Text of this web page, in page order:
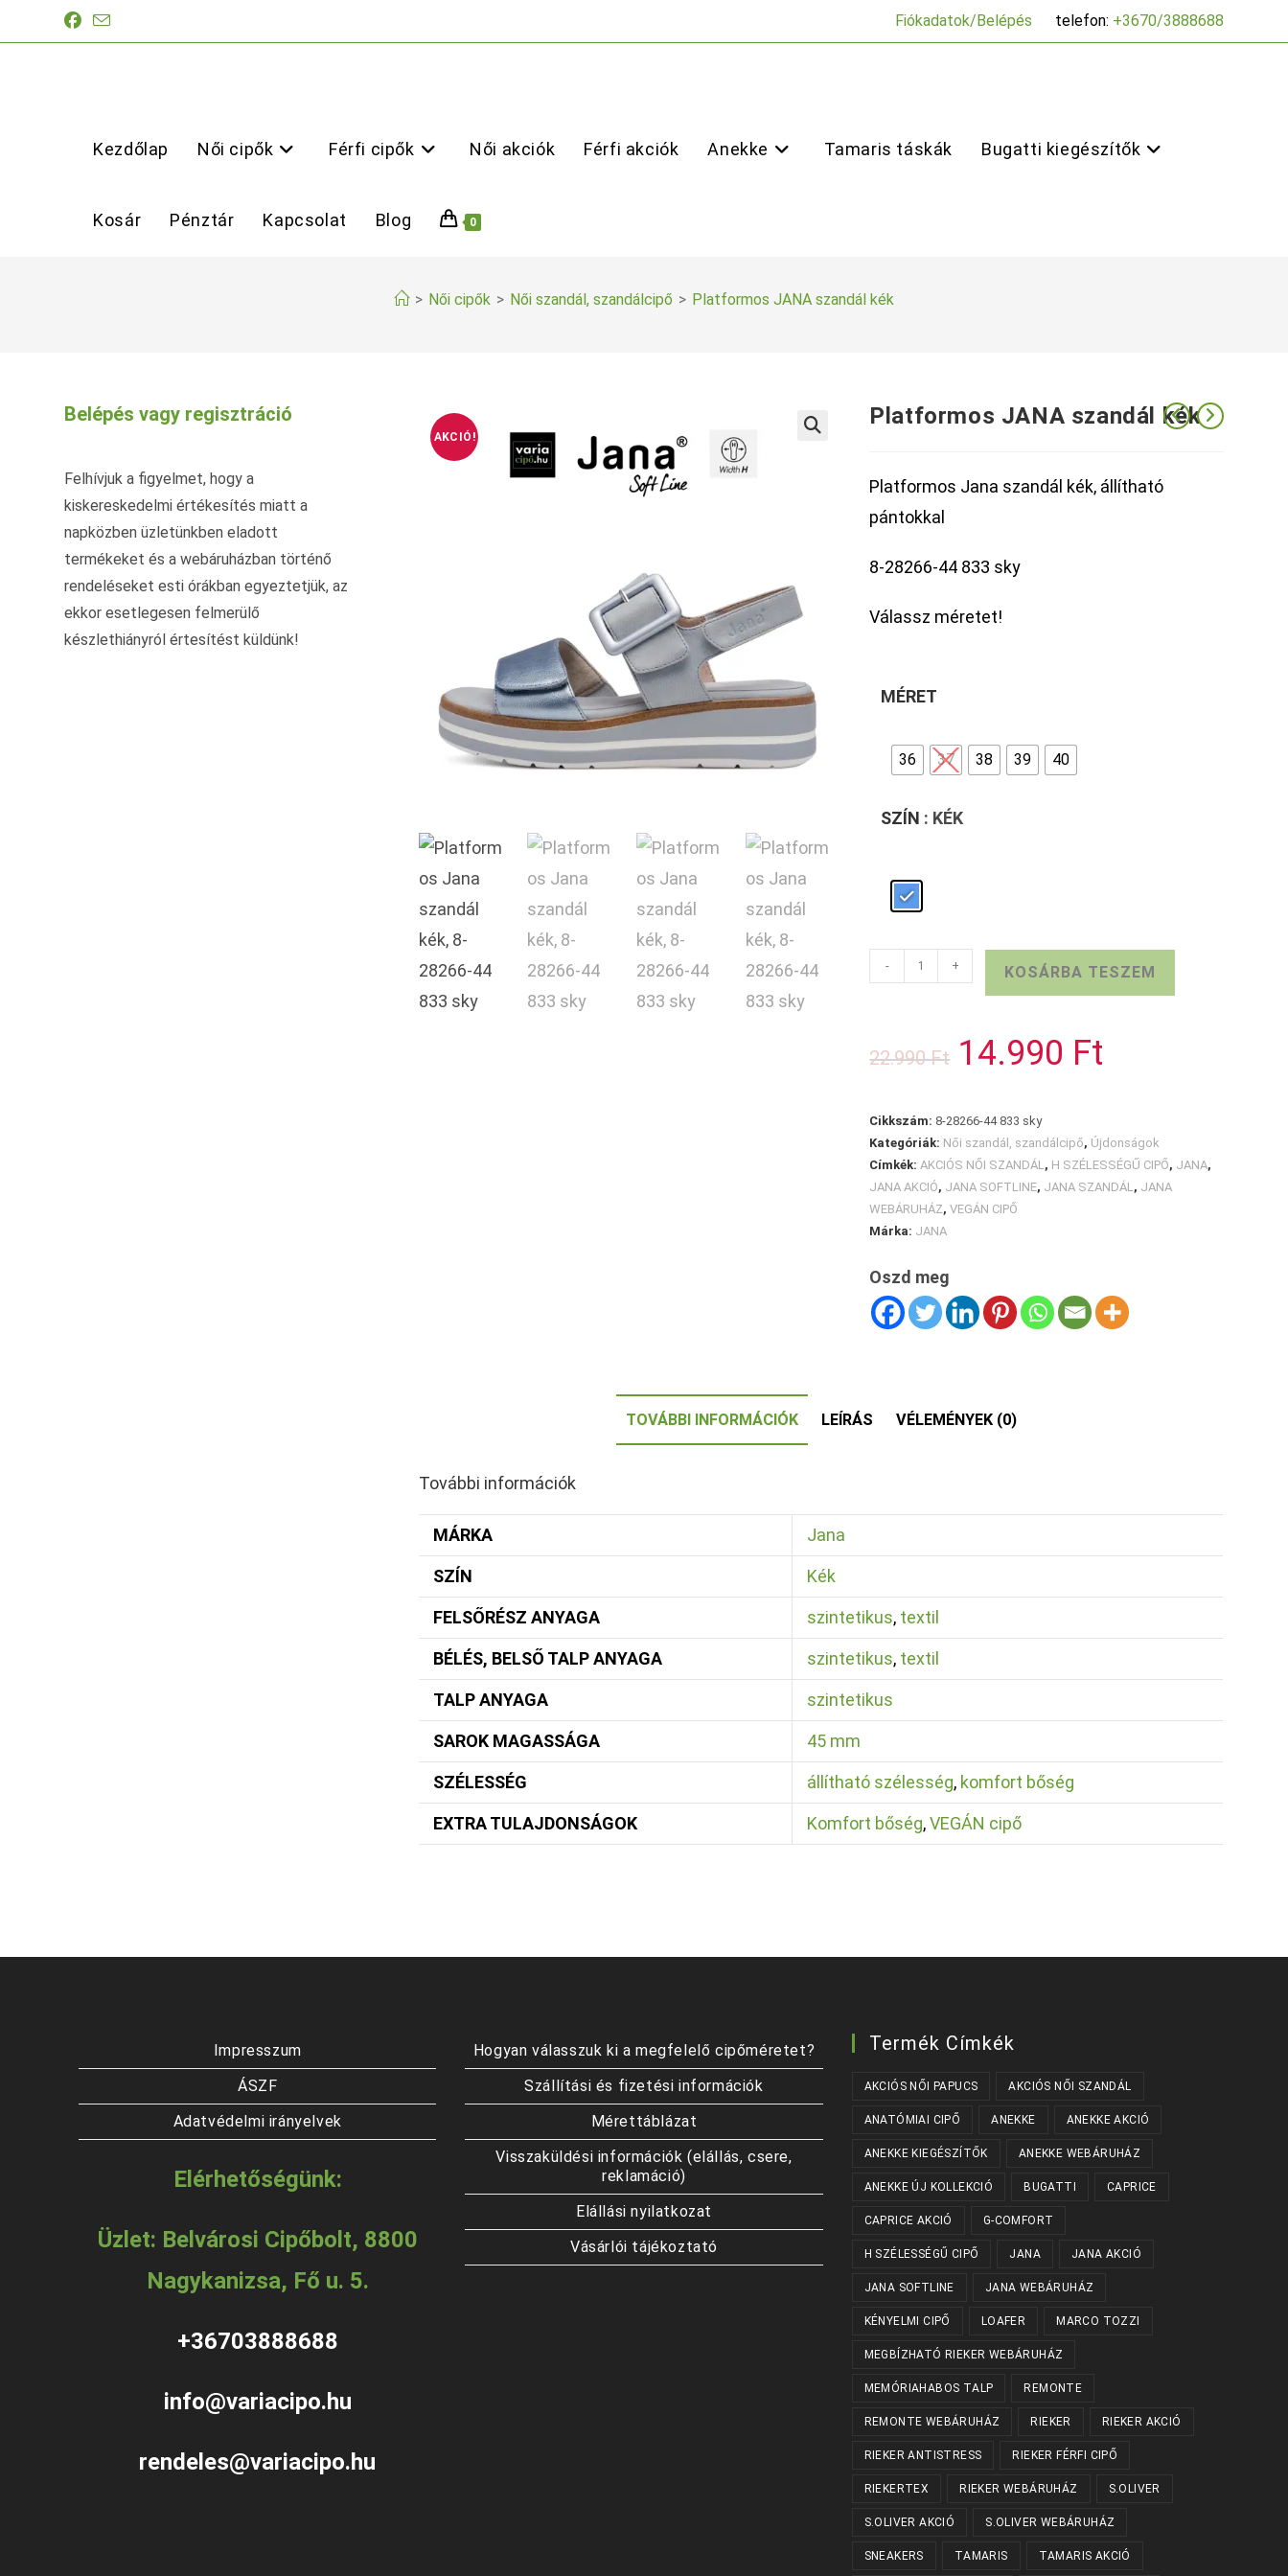
Fiókadatok/Belépés telefon: +3670/3888688
Kezdőlap Női cipők Férfi cipők Női akciók Férfi akciók Anekke Tamaris táskák Bugatti kiegészítők
Kosár Pénztár Kapcsolat Blog 0
> Női cipők > Női szandál, szandálcipő > Platformos JANA szandál kék
AKCIÓ!
Platformos JANA szandál kék
Platformos Jana szandál kék, állítható
pántokkal
8-28266-44 833 sky
Válassz méretet!
MÉRET
36 37 38 39 40
SZÍN : KÉK
Platformos
JANA
mennyiség
- + KOSÁRBA TESZEM
22.990Ft
Original
price
was:
14.990 Ft
Cikkszám: 8-28266-44 833 sky
Kategóriák: Női szandál, szandálcipő, Újdonságok
Címkék:AKCIÓS NŐI SZANDÁL, H SZÉLESSÉGŰ CIPŐ, JANA,
JANA AKCIÓ, JANA SOFTLINE, JANA SZANDÁL, JANA
WEBÁRUHÁZ,VEGÁN CIPŐ
Márka: JANA
Oszd meg
TOVÁBBI INFORMÁCIÓK LEÍRÁS VÉLEMÉNYEK (0)
További információk
MÁRKA Jana
SZÍN Kék
FELSŐRÉSZ ANYAGA szintetikus, textil
BÉLÉS, BELSŐ TALP ANYAGA szintetikus, textil
TALP ANYAGA szintetikus
SAROK MAGASSÁGA 45 mm
SZÉLESSÉG állítható szélesség, komfort bőség
EXTRA TULAJDONSÁGOK Komfort bőség,VEGÁN cipő
Belépés vagy regisztráció
Felhívjuk a figyelmet, hogy a
kiskereskedelmi értékesítés miatt a
napközben üzletünkben eladott
termékeket és a webáruházban történő
rendeléseket esti órákban egyeztetjük, az
ekkor esetlegesen felmerülő
készlethiányról értesítést küldünk!
Impresszum
ÁSZF
Adatvédelmi irányelvek
Elérhetőségünk:
Üzlet: Belvárosi Cipőbolt, 8800
Nagykanizsa, Fő u. 5.
+36703888688
info@variacipo.hu
rendeles@variacipo.hu
Hogyan válasszuk ki a megfelelő cipőméretet?
Szállítási és fizetési információk
Mérettáblázat
Visszaküldési információk (elállás, csere,
reklamáció)
Elállási nyilatkozat
Vásárlói tájékoztató
Termék Címkék
AKCIÓS NŐI PAPUCS AKCIÓS NŐI SZANDÁL
ANATÓMIAI CIPŐ ANEKKE ANEKKE AKCIÓ
ANEKKE KIEGÉSZÍTŐK ANEKKE WEBÁRUHÁZ
ANEKKE ÚJ KOLLEKCIÓ BUGATTI CAPRICE
CAPRICE AKCIÓ G-COMFORT
H SZÉLESSÉGŰ CIPŐ JANA JANA AKCIÓ
JANA SOFTLINE JANA WEBÁRUHÁZ
KÉNYELMI CIPŐ LOAFER MARCO TOZZI
MEGBÍZHATÓ RIEKER WEBÁRUHÁZ
MEMÓRIAHABOS TALP REMONTE
REMONTE WEBÁRUHÁZ RIEKER RIEKER AKCIÓ
RIEKER ANTISTRESS RIEKER FÉRFI CIPŐ
RIEKERTEX RIEKER WEBÁRUHÁZ S.OLIVER
S.OLIVER AKCIÓ S.OLIVER WEBÁRUHÁZ
SNEAKERS TAMARIS TAMARIS AKCIÓ